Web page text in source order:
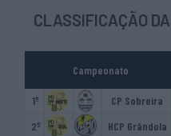
CLASSIFICAÇÃO
Campeonato
1º CP Sobreira
2º
HCP Grândola